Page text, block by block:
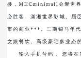
楼，MHCminimall会聚世界
必胜客、潇湘世界影城、屈
市的商业***。三期锦马年代
文娱餐饮、高级豪宅多业态
输入手机号码， 您将在第